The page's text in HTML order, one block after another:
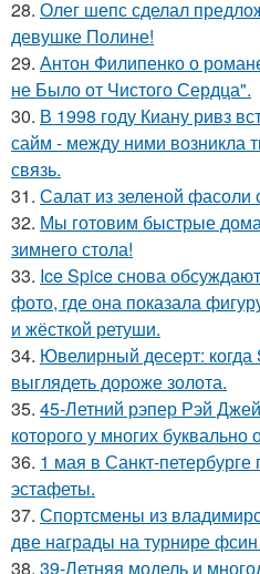
28. Олег шепс сделал
девушке Полине!
29. Антон Филипенко о
не Было от Чистого Сердца".
30. В 1998 году Киану ривз
сайм - между ними возникла
связь.
31. Салат из зеленой фасоли
32. Мы готовим быстрые
зимнего стола!
33. Ice Spice снова
фото, где она показала
и жёсткой ретуши.
34. Ювелирный десерт: когда
выглядеть дороже золота.
35. 45-Летний рэпер Рэй
которого у многих буквально
36. 1 мая в Санкт-
эстафеты.
37. Спортсмены из
две награды на турнире
38. 39-Летняя модель и